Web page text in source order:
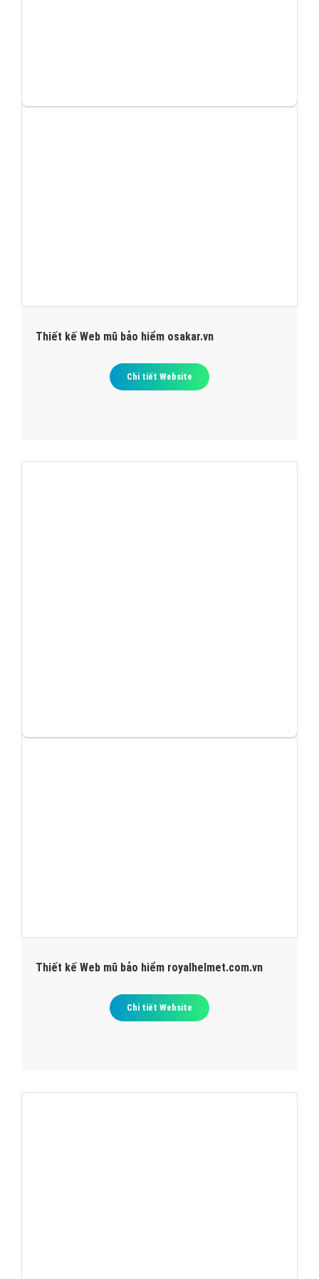
Thiết kế Web mũ bảo hiểm osakar.vn
Chi tiết Website
Thiết kế Web mũ bảo hiểm royalhelmet.com.vn
Chi tiết Website